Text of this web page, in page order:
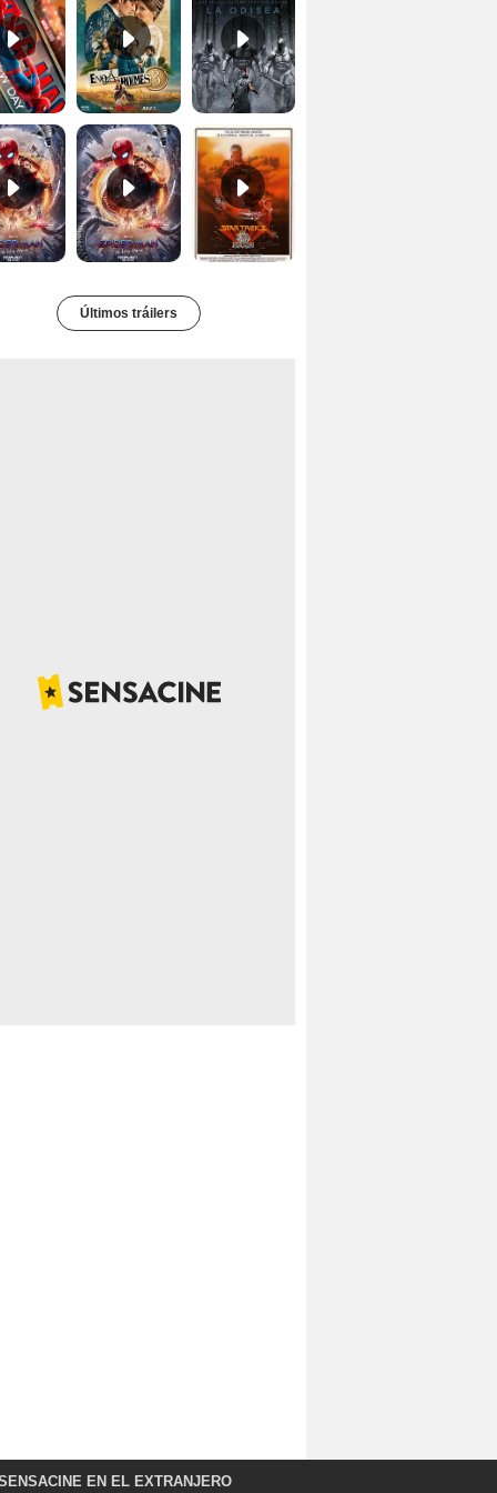
Spider-Man: No Way Home Teaser Tráiler 'Spider-Man: No Way Home' Star Trek II: la ira de Khan Tráiler VO
Últimos tráilers
EN EL EXTRANJERO